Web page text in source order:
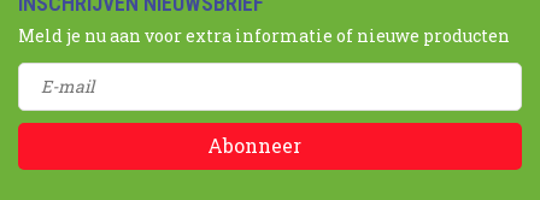
Meld je nu aan voor extra informatie of nieuwe producten
Abonneer